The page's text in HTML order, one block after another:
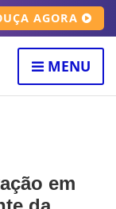
AGORA
MENU
em